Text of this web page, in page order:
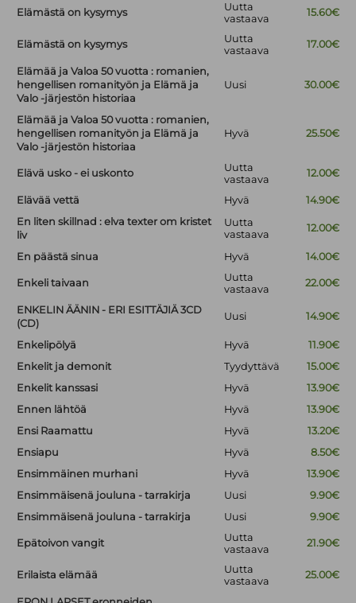
Elämästä on kysymys
Uutta
vastaava
15.60€
Elämästä on kysymys
Uutta
vastaava
17.00€
Elämää ja Valoa 50 vuotta : romanien,
hengellisen romanityön ja Elämä ja
Valo -järjestön historiaa
Uusi 30.00€
Elämää ja Valoa 50 vuotta : romanien,
hengellisen romanityön ja Elämä ja
Valo -järjestön historiaa
Hyvä 25.50€
Elävä usko - ei uskonto
Uutta
vastaava
12.00€
Elävää vettä Hyvä
14.90€
En liten skillnad : elva texter om kristet
liv
Uutta
vastaava
12.00€
En päästä sinua Hyvä 14.00€
Enkeli taivaan
Uutta
vastaava
22.00€
ENKELIN ÄÄNIN - ERI ESITTÄJIÄ 3CD
(CD)
Uusi 14.90€
Enkelipölyä Hyvä
11.90€
Enkelit ja demonit
Tyydyttävä
15.00€
Enkelit kanssasi
Hyvä
13.90€
Ennen lähtöä
Hyvä
13.90€
Ensi Raamattu
Hyvä
13.20€
Ensiapu
Hyvä
8.50€
Ensimmäinen murhani
Hyvä
13.90€
Ensimmäisenä jouluna - tarrakirja
Uusi
9.90€
Ensimmäisenä jouluna - tarrakirja
Uusi 9.90€
Epätoivon vangit
Uutta
vastaava
21.90€
Erilaista elämää
Uutta
vastaava
25.00€